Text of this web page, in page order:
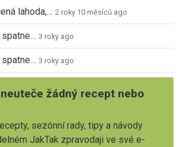
lahoda,… 2 roky 10 měsíců ago
spatne… 3 roky ago
spatne… 3 roky ago
žádný recept nebo
sezónní rady, tipy a návody
JakTak zpravodaji ve své e-